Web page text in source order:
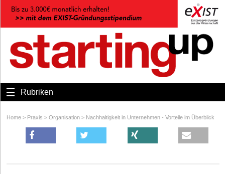
Rubriken
Home > Praxis > Organisation > Nachhaltigkeit in Unternehmen - Vorteile im Überblick